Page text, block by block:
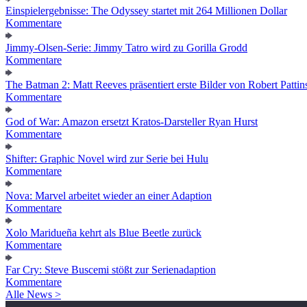
Einspielergebnisse: The Odyssey startet mit 264 Millionen Dollar
Kommentare
Jimmy-Olsen-Serie: Jimmy Tatro wird zu Gorilla Grodd
Kommentare
The Batman 2: Matt Reeves präsentiert erste Bilder von Robert
Kommentare
God of War: Amazon ersetzt Kratos-Darsteller Ryan Hurst
Kommentare
Shifter: Graphic Novel wird zur Serie bei Hulu
Kommentare
Nova: Marvel arbeitet wieder an einer Adaption
Kommentare
Xolo Maridueña kehrt als Blue Beetle zurück
Kommentare
Far Cry: Steve Buscemi stößt zur Serienadaption
Kommentare
Alle News >